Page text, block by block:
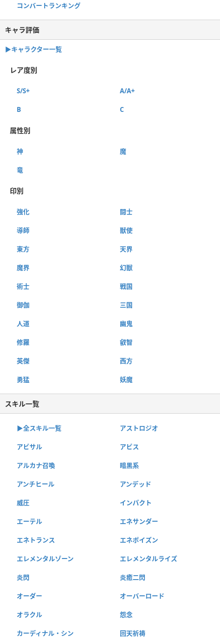
コンバートランキング
キャラ評価
▶︎キャラクター一覧
レア度別
S/S+ A/A+
B C
属性別
神 魔
竜
印別
強化 闘士
導師 獣使
東方 天界
魔界 幻獣
術士 戦国
御伽 三国
人道 幽鬼
修羅 叡智
英傑 西方
勇猛 妖魔
スキル一覧
▶︎全スキル一覧 アストロジオ
アビサル アビス
アルカナ召喚 暗黒系
アンチヒール アンデッド
威圧 インパクト
エーテル エネサンダー
エネトランス エネポイズン
エレメンタルゾーン エレメンタルライズ
炎閃 炎癒二閃
オーダー オーバーロード
オラクル 怨念
カーディナル・シン 回天祈祷